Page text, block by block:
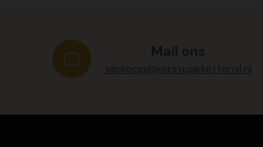
Mail ons
verkoop@kerstpakkettenxl.nl